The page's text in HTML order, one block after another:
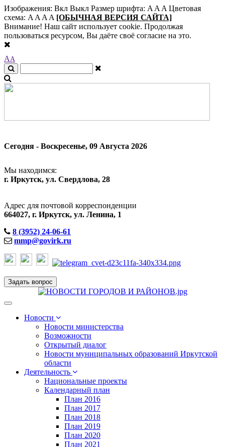
Изображения: Вкл Выкл Размер шрифта: A A A Цветовая
схема: A A A A [ОБЫЧНАЯ ВЕРСИЯ САЙТА]
Внимание! Наш сайт использует cookie. Продолжая
пользоваться ресурсом, Вы даёте своё согласие на это.
AA
Сегодня - Воскресенье, 09 Августа 2026
Мы находимся:
г. Иркутск, ул. Свердлова, 28
Адрес для почтовой корреспонденции
664027, г. Иркутск, ул. Ленина, 1
8 (3952) 24-06-61
mmp@govirk.ru
Задать вопрос
Toggle
navigationНовости
Новости министерства
Возможности
Открытый диалог
Новости муниципальных образований Иркутской
области
Деятельность
Национальные проекты
Календарный план
План 2016
План 2017
План 2018
План 2019
План 2020
План 2021